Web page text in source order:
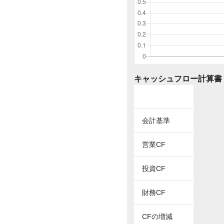
キャッシュフロー計算
会計基準
営業CF
投資CF
財務CF
CFの増減